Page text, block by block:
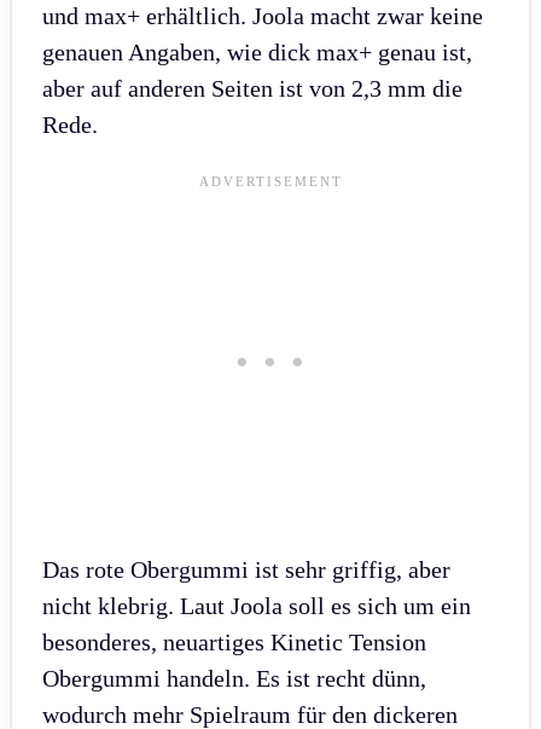
und max+ erhältlich. Joola macht zwar keine
genauen Angaben, wie dick max+ genau ist,
aber auf anderen Seiten ist von 2,3 mm die
Rede.
Das rote Obergummi ist sehr griffig, aber
nicht klebrig. Laut Joola soll es sich um ein
besonderes, neuartiges Kinetic Tension
Obergummi handeln. Es ist recht dünn,
wodurch mehr Spielraum für den dickeren